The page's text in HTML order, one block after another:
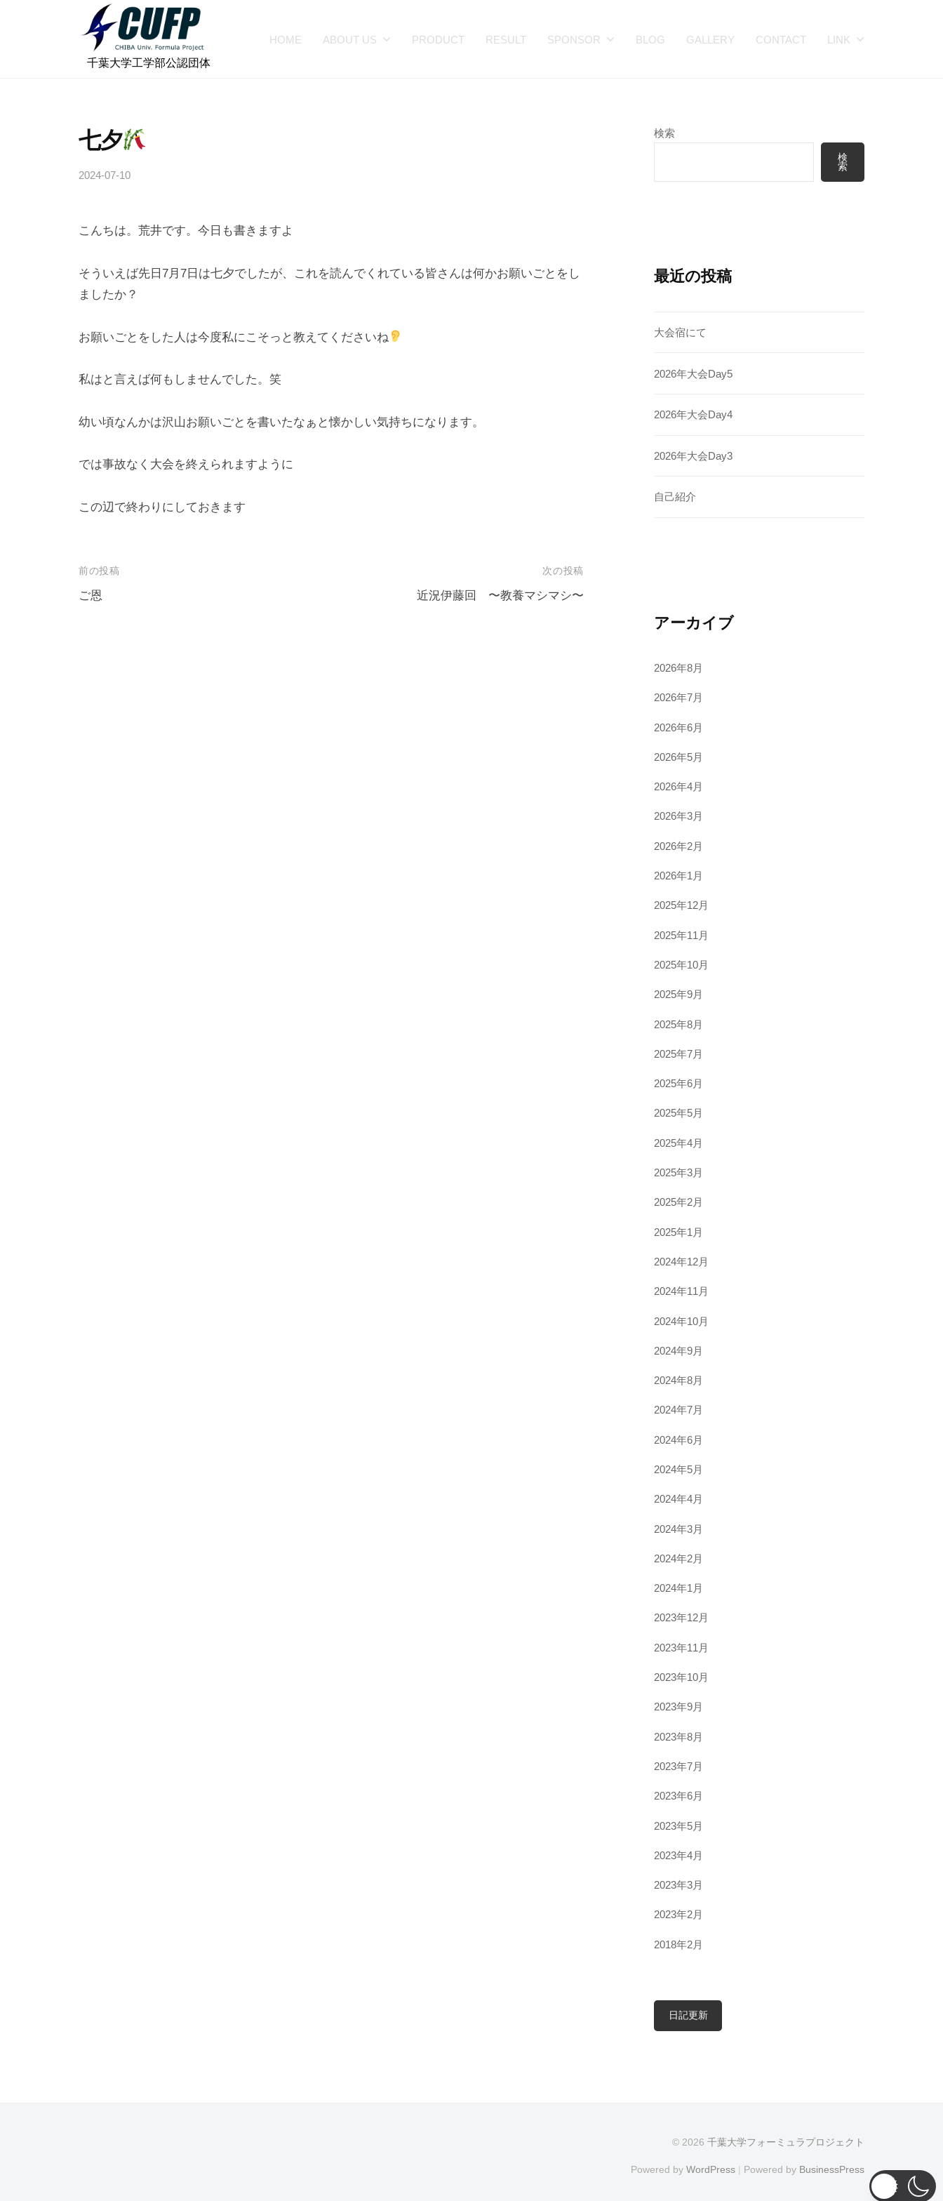
千
学
フ
ォ
ミ
ラ
プ
ジ
ク
⠀千葉大学工学部公認団体
HOME ABOUT US PRODUCT RESULT SPONSOR BLOG GALLERY CONTACT LINK
七夕
2024-07-10
b
a
o
m
l
こんちは。荒井です。今日も書きますよ
そういえば先日7月7日は七夕でしたが、これを読んでくれている皆さんは何かお願いごとをし
ましたか？
お願いごとをした人は今度私にこそっと教えてくださいね
私はと言えば何もしませんでした。笑
幼い頃なんかは沢山お願いごとを書いたなぁと懐かしい気持ちになります。
では事故なく大会を終えられますように
この辺で終わりにしておきます
投
稿
前の投稿
ご恩
次の投稿
近況伊藤回 〜教養マシマシ〜
検索
検
索
最近の投稿
大会宿にて
2026年大会Day5
2026年大会Day4
2026年大会Day3
自己紹介
アーカイブ
2026年8月
2026年7月
2026年6月
2026年5月
2026年4月
2026年3月
2026年2月
2026年1月
2025年12月
2025年11月
2025年10月
2025年9月
2025年8月
2025年7月
2025年6月
2025年5月
2025年4月
2025年3月
2025年2月
2025年1月
2024年12月
2024年11月
2024年10月
2024年9月
2024年8月
2024年7月
2024年6月
2024年5月
2024年4月
2024年3月
2024年2月
2024年1月
2023年12月
2023年11月
2023年10月
2023年9月
2023年8月
2023年7月
2023年6月
2023年5月
2023年4月
2023年3月
2023年2月
2018年2月
日記更新
© 2026 千葉大学フォーミュラプロジェクト
Powered by WordPress | Powered by BusinessPress
ー
ュ
ジ
ク